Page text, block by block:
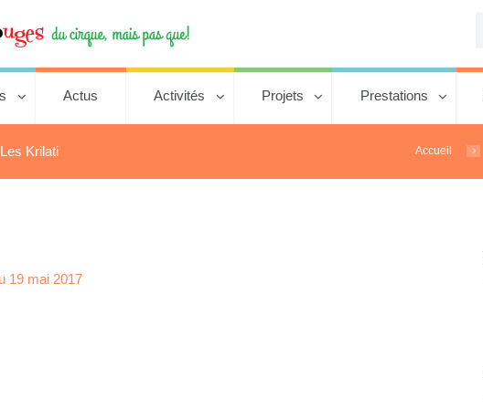
Actus Activités Projets Prestations
Krilati Accueil
19 mai 2017